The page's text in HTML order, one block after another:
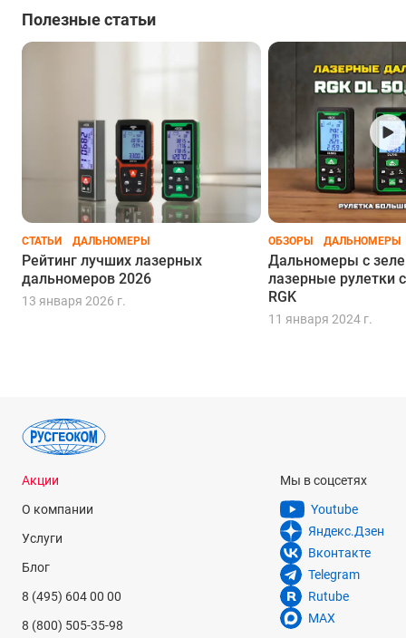
Полезные статьи
СТАТЬИ ДАЛЬНОМЕРЫ
Рейтинг лучших лазерных
дальномеров 2026
13 января 2026 г.
ОБЗОРЫ ДАЛЬНОМЕРЫ
Дальномеры с
лазерные рулетки
RGK
11 января 2024 г.
Акции
О компании
Услуги
Блог
8 (495) 604 00 00
8 (800) 505-35-98
Мы в соцсетях
Youtube
Яндекс.Дзен
Вконтакте
Telegram
Rutube
MAX